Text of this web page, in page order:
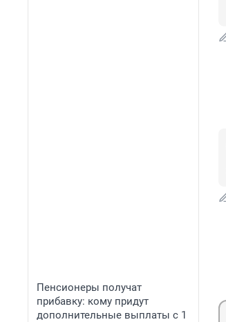
Пенсионеры получат
прибавку: кому придут
дополнительные выплаты с 1